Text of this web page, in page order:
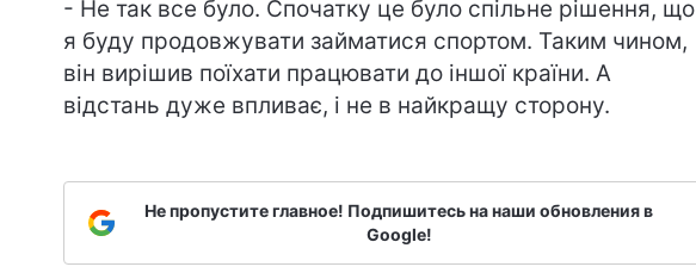
- Не так все було. Спочатку це було спільне рішення, що
я буду продовжувати займатися спортом. Таким чином,
він вирішив поїхати працювати до іншої країни. А
відстань дуже впливає, і не в найкращу сторону.
Не пропустите главное! Подпишитесь на наши обновления в
Google!